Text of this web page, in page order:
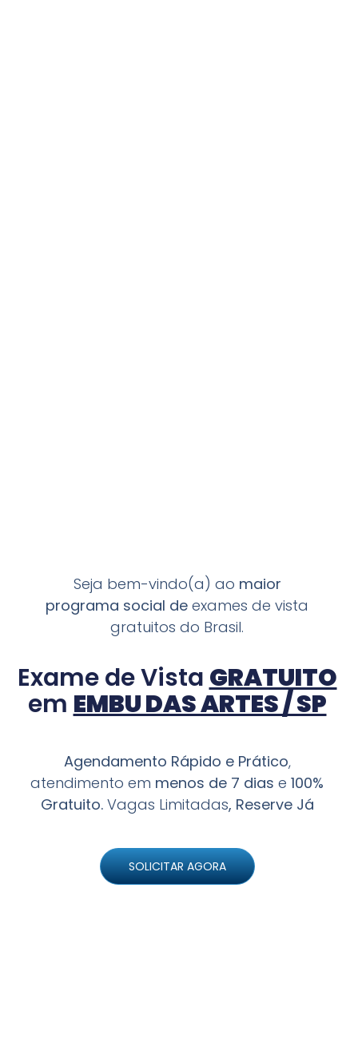
Seja bem-vindo(a) ao maior
programa social de exames de vista
gratuitos do Brasil.
Exame de Vista GRATUITO
em EMBU DAS ARTES / SP
Agendamento Rápido e Prático,
atendimento em menos de 7 dias e 100%
Gratuito. Vagas Limitadas, Reserve Já
SOLICITAR AGORA